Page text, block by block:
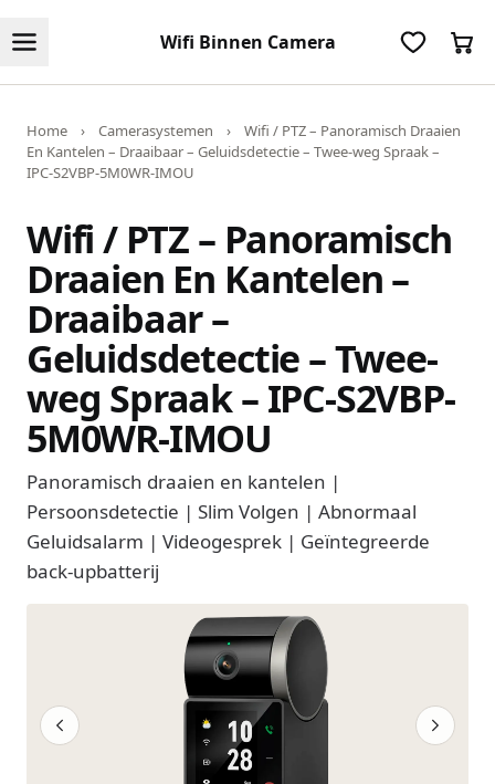
Wifi Binnen Camera
Home › Camerasystemen ›
Wifi / PTZ – Panoramisch Draaien
En Kantelen – Draaibaar – Geluidsdetectie – Twee-weg Spraak –
IPC-S2VBP-5M0WR-IMOU
Wifi / PTZ – Panoramisch
Draaien En Kantelen –
Draaibaar –
Geluidsdetectie – Twee-
weg Spraak – IPC-S2VBP-
5M0WR-IMOU
Panoramisch draaien en kantelen |
Persoonsdetectie | Slim Volgen | Abnormaal
Geluidsalarm | Videogesprek | Geïntegreerde
back-upbatterij